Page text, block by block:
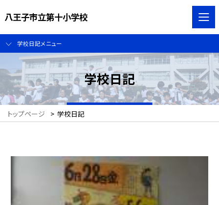
八王子市立第十小学校
学校日記メニュー
学校日記
トップページ > 学校日記